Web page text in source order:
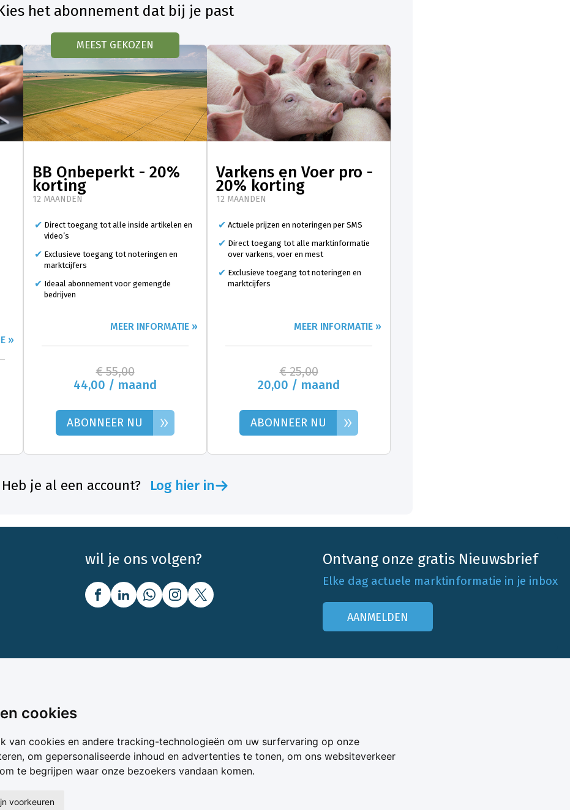
cookies
van cookies en andere tracking-technologieën om uw surfervaring op onze
om gepersonaliseerde inhoud en advertenties te tonen, om ons websiteverkeer
te begrijpen waar onze bezoekers vandaan komen.
voorkeuren
het abonnement dat bij je past
»
MEEST GEKOZEN
BB Onbeperkt - 20%
korting
12 MAANDEN
Direct toegang tot alle inside artikelen en
video’s
Exclusieve toegang tot noteringen en
marktcijfers
Ideaal abonnement voor gemengde
bedrijven
MEER INFORMATIE »
€ 55,00
44,00 / maand
ABONNEER NU »
Varkens en Voer pro -
20% korting
12 MAANDEN
Actuele prijzen en noteringen per SMS
Direct toegang tot alle marktinformatie
over varkens, voer en mest
Exclusieve toegang tot noteringen en
marktcijfers
MEER INFORMATIE »
€ 25,00
20,00 / maand
ABONNEER NU »
Heb je al een account? Log hier in
wil je ons volgen? Ontvang onze gratis Nieuwsbrief
Elke dag actuele marktinformatie in je inbox
AANMELDEN
aanbod
& Voer
& Voer
Bedrijfsabonnementen
Mijn Boerenbusiness
Werken bij Boerenbusiness
Adverteren